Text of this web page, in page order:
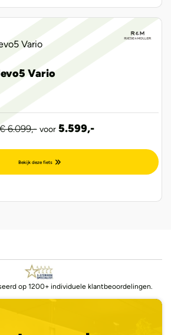
Vario
6.099,- voor5.599,-
Bekijk deze fiets
op 1200+ individuele klantbeoordelingen.